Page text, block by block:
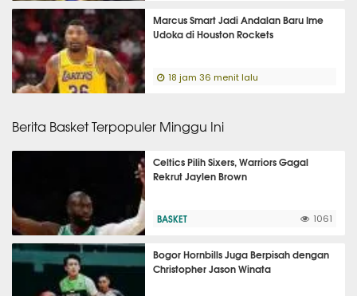
Marcus Smart Jadi Andalan Baru Ime
Udoka di Houston Rockets
18 jam 36 menit lalu
Berita Basket Terpopuler Minggu Ini
Celtics Pilih Sixers, Warriors Gagal
Rekrut Jaylen Brown
BASKET 1061
Bogor Hornbills Juga Berpisah dengan
Christopher Jason Winata